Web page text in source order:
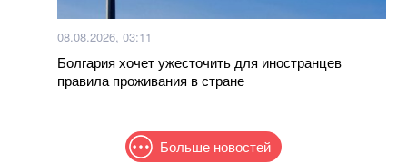
08.08.2026, 03:11
Болгария хочет ужесточить для иностранцев
правила проживания в стране
Больше новостей